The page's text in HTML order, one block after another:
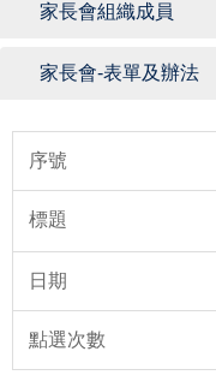
家長會組織成員
家長會-表單及辦法